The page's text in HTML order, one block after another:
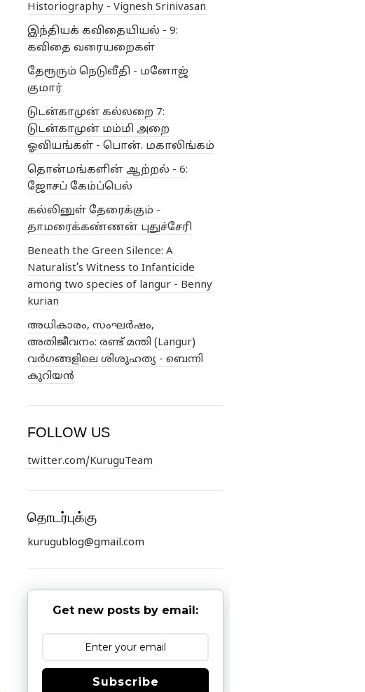
Historiography - Vignesh Srinivasan
இந்தியக் கவிதையியல் - 9:
கவிதை வரையறைகள்
தேரூரும் நெடுவீதி - மனோஜ்
குமார்
டுடன்காமுன் கல்லறை 7:
டுடன்காமுன் மம்மி அறை
ஓவியங்கள் - பொன். மகாலிங்கம்
தொன்மங்களின் ஆற்றல் - 6:
ஜோசப் கேம்ப்பெல்
கல்லினுள் தேரைக்கும் -
தாமரைக்கண்ணன் புதுச்சேரி
Beneath the Green Silence: A
Naturalist’s Witness to Infanticide
among two species of langur - Benny
kurian
അധികാരം, സംഘർഷം,
അതിജീവനം: രണ്ട് മന്തി (Langur)
വർഗങ്ങളിലെ ശിശുഹത്യ - ബെന്നി
കുറിയൻ
FOLLOW US
twitter.com/KuruguTeam
தொடர்புக்கு
kurugublog@gmail.com
Get new posts by email:
Subscribe